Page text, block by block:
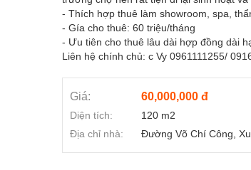
- Thích hợp thuê làm showroom, spa,
- Gía cho thuê: 60 triệu/tháng
- Ưu tiên cho thuê lâu dài hợp đồng dài
Liên hệ chính chủ: c Vy 0961111255/
Giá: 60,000,000 đ
Diện tích:
120 m2
Địa chỉ nhà:
Đường Võ Chí Công,